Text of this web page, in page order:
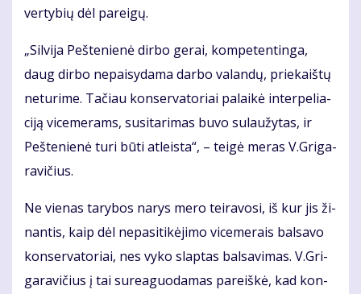
ver­ty­bių dėl pa­rei­gų.
„Sil­vi­ja Peš­te­nie­nė dir­bo ge­rai, kom­pe­ten­tin­ga,
daug dir­bo ne­pai­sy­da­ma dar­bo va­lan­dų, prie­kaiš­tų
ne­tu­ri­me. Ta­čiau kon­ser­va­to­riai pa­lai­kė in­ter­pe­lia­
ci­ją vi­ce­me­rams, su­si­ta­ri­mas bu­vo su­lau­žy­tas, ir
Peš­te­nie­nė tu­ri bū­ti at­leis­ta“, – tei­gė me­ras V.Gri­ga­
ra­vi­čius.
Ne vie­nas ta­ry­bos na­rys me­ro tei­ra­vo­si, iš kur jis ži­
nan­tis, kaip dėl ne­pa­si­ti­kė­ji­mo vi­ce­me­rais bal­sa­vo
kon­ser­va­to­riai, nes vy­ko slap­tas bal­sa­vi­mas. V.Gri­
ga­ra­vi­čius į tai su­re­a­guo­da­mas pa­reiš­kė, kad kon­